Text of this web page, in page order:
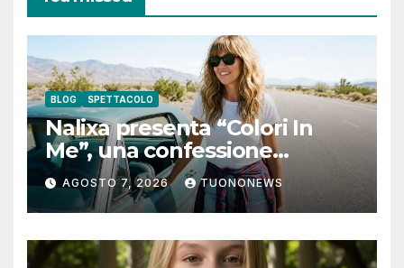
BLOG SPETTACOLO
Nalixa presenta “Colori In
Me”, una confessione
notturna tra identità e libertà
AGOSTO 7, 2026 TUONONEWS